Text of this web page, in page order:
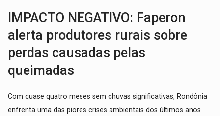
IMPACTO NEGATIVO: Faperon
alerta produtores rurais sobre
perdas causadas pelas
queimadas
Com quase quatro meses sem chuvas significativas, Rondônia
enfrenta uma das piores crises ambientais dos últimos anos